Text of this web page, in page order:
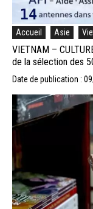
Accueil Asie
VIETNAM –
de la sélection des
Date de publication :